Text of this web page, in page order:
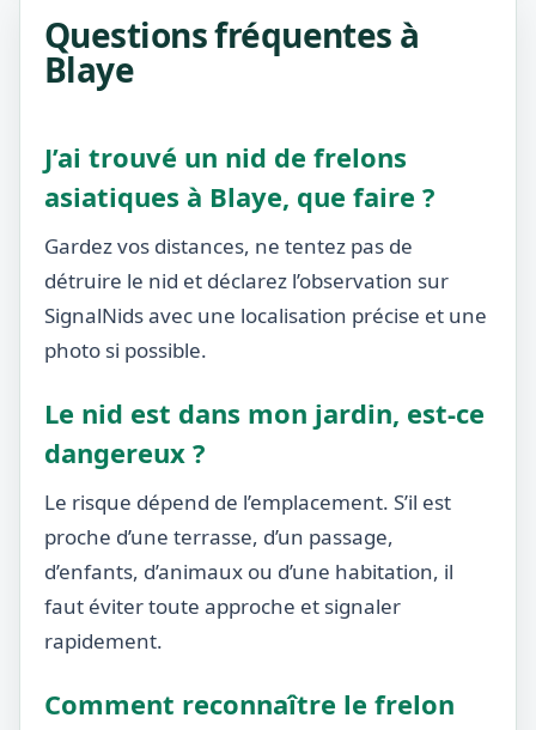
Questions fréquentes à
Blaye
J’ai trouvé un nid de frelons
asiatiques à Blaye, que faire ?
Gardez vos distances, ne tentez pas de
détruire le nid et déclarez l’observation sur
SignalNids avec une localisation précise et une
photo si possible.
Le nid est dans mon jardin, est-ce
dangereux ?
Le risque dépend de l’emplacement. S’il est
proche d’une terrasse, d’un passage,
d’enfants, d’animaux ou d’une habitation, il
faut éviter toute approche et signaler
rapidement.
Comment reconnaître le frelon